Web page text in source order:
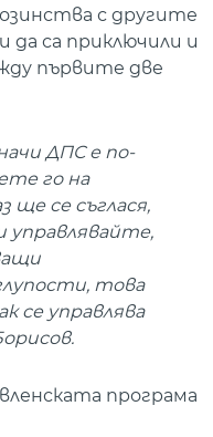
с другите
са приключили и
първите две
ДПС е по-
го на
ще се съглася,
управлявайте,
това
се управлява
програма